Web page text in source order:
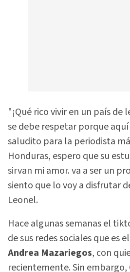
"¡Qué rico vivir en un país de
se debe respetar porque
saludito para la periodista
Honduras, espero que su
sirvan mi amor. va a ser un
siento que lo voy a disfrutar
Leonel.
Hace algunas semanas el
de sus redes sociales que es
Andrea Mazariegos, con
recientemente. Sin embargo,